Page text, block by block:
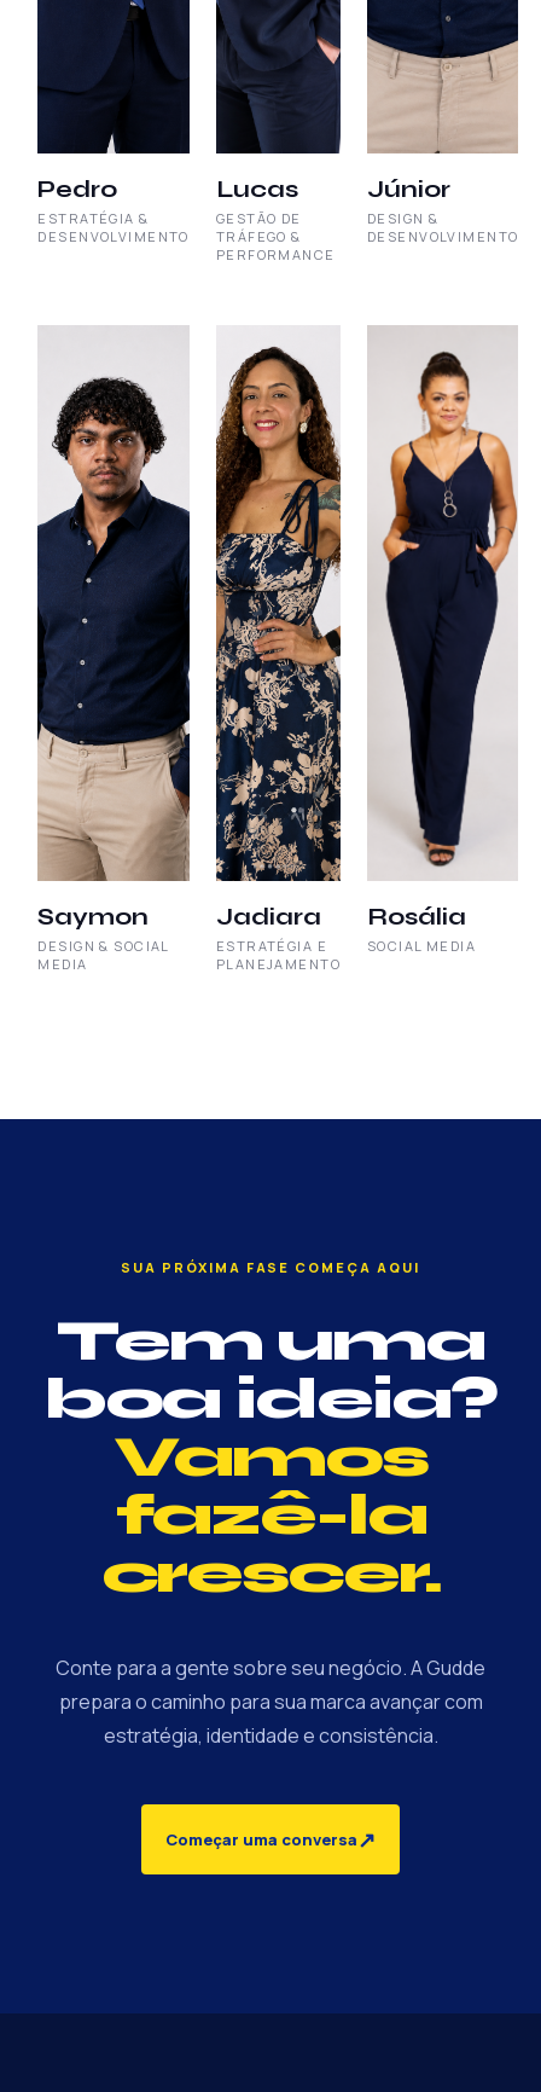
Pedro
ESTRATÉGIA &
DESENVOLVIMENTO
Lucas
GESTÃO DE
TRÁFEGO &
PERFORMANCE
Júnior
DESIGN &
DESENVOLVIMENTO
Saymon
DESIGN & SOCIAL
MEDIA
Jadiara
ESTRATÉGIA E
PLANEJAMENTO
Rosália
SOCIAL MEDIA
SUA PRÓXIMA FASE COMEÇA AQUI
Tem uma
boa ideia?
Vamos
fazê-la
crescer.
Conte para a gente sobre seu negócio. A Gudde
prepara o caminho para sua marca avançar com
estratégia, identidade e consistência.
Começar uma conversa↗